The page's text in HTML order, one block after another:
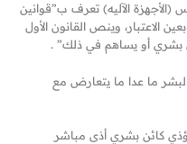
(الأجهزة الآليه) تعرف ب”قوانين
بعين الاعتبار، وينص القانون الأول
بشري أو يساهم في ذلك” .
ما عدا ما يتعارض مع
كائن بشري أذى مباشر